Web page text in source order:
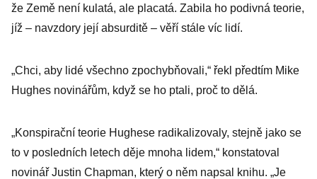
že Země není kulatá, ale placatá. Zabila ho podivná teorie,
jíž – navzdory její ­absurditě – věří stále víc lidí.
„Chci, aby lidé všechno zpochybňovali,“ řekl předtím Mike
Hughes novinářům, když se ho ptali, proč to dělá.
„Konspirační teorie Hughese radikalizovaly, stejně jako se
to v posledních letech děje mnoha lidem,“ konstatoval
novinář Justin Chap­man, který o něm napsal knihu. „Je